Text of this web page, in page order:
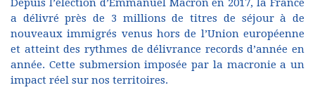
Depuis l’élection d’Emmanuel Macron en 2017, la France
a délivré près de 3 millions de titres de séjour à de
nouveaux immigrés venus hors de l’Union européenne
et atteint des rythmes de délivrance records d’année en
année. Cette submersion imposée par la macronie a un
impact réel sur nos territoires.